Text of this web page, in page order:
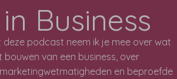
Business
deze podcast neem ik je mee over wat
bouwen van een business, over
en beproefde